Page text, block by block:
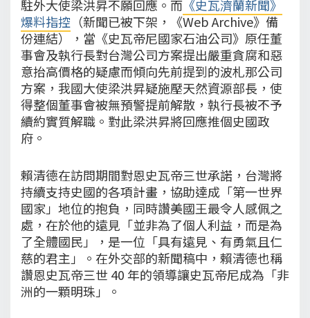
駐外大使梁洪昇不願回應。而 《史瓦濟蘭新聞》
爆料指控 （新聞已被下架，《Web Archive》備
份連結），當《史瓦帝尼國家石油公司》原任董
事會及執行長對台灣公司方案提出嚴重貪腐和惡
意抬高價格的疑慮而傾向先前提到的波札那公司
方案，我國大使梁洪昇疑施壓天然資源部長，使
得整個董事會被無預警提前解散，執行長被不予
續約實質解職。對此梁洪昇將回應推個史國政
府。
賴清德在訪問期間對恩史瓦帝三世承諾，台灣將
持續支持史國的各項計畫，協助達成「第一世界
國家」地位的抱負，同時讚美國王最令人感佩之
處，在於他的遠見「並非為了個人利益，而是為
了全體國民」，是一位「具有遠見、有勇氣且仁
慈的君主」。在外交部的新聞稿中，賴清德也稱
讚恩史瓦帝三世 40 年的領導讓史瓦帝尼成為「非
洲的一顆明珠」。